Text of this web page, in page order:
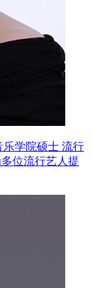
乐学院硕士 流行
位流行艺人提